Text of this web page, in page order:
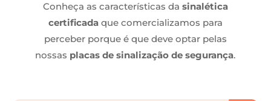
Conheça as características da sinalética
certificadaque comercializamos para
perceber porque é que deve optar pelas
nossas placas de sinalização de segurança.